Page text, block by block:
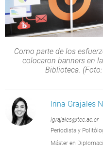
Como parte de los
colocaron banners en
Biblioteca.
Irina Grajales
igrajales@tec.ac.cr
Periodista y
Máster en